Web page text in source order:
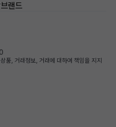
브랜드
품, 거래정보, 거래에 대하여 책임을 지지